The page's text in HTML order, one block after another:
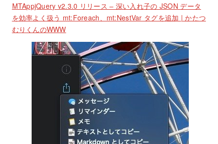
MTAppjQuery v2.3.0 リリース – 深い入れ子の JSON データ
を効率よく扱う mt:Foreach、mt:NestVar タグを追加 | かたつ
むりくんのWWW